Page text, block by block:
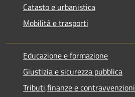
Catasto e urbanistica
Mobilità e trasporti
Educazione e formazione
Giustizia e sicurezza pubblica
Tributi,finanze e contravvenzioni